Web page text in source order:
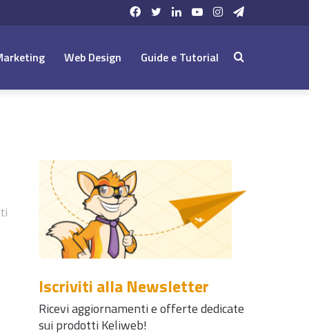
Telegram
Instagram
YouTube
LinkedIn
Twitter
Facebook
Web Design Guide e Tutorial Cerca:
Iscriviti alla Newsletter
Ricevi aggiornamenti e offerte dedicate
sui prodotti Keliweb!